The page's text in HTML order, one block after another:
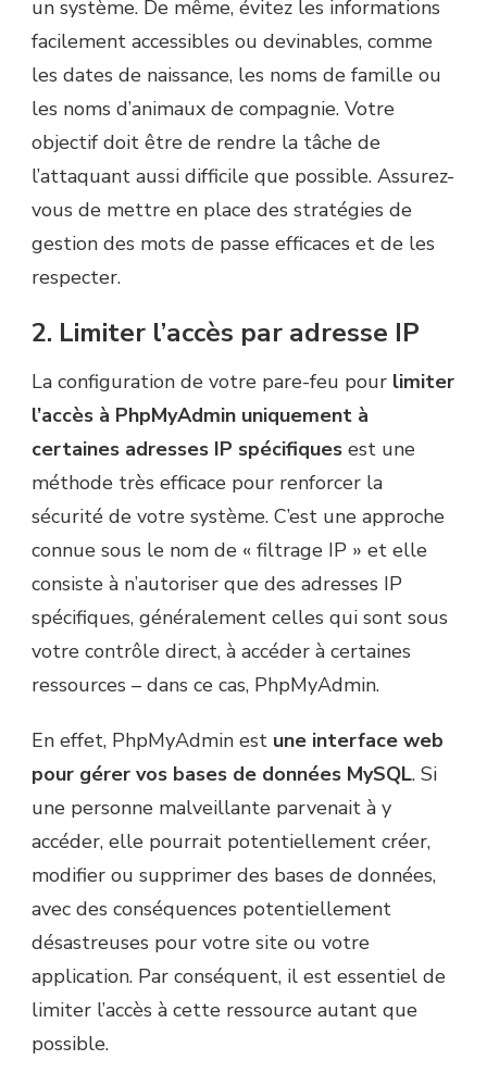
un système. De même, évitez les informations
facilement accessibles ou devinables, comme
les dates de naissance, les noms de famille ou
les noms d’animaux de compagnie. Votre
objectif doit être de rendre la tâche de
l’attaquant aussi difficile que possible. Assurez-
vous de mettre en place des stratégies de
gestion des mots de passe efficaces et de les
respecter.
2. Limiter l’accès par adresse IP
La configuration de votre pare-feu pour limiter
l’accès à PhpMyAdmin uniquement à
certaines adresses IP spécifiques est une
méthode très efficace pour renforcer la
sécurité de votre système. C’est une approche
connue sous le nom de « filtrage IP » et elle
consiste à n’autoriser que des adresses IP
spécifiques, généralement celles qui sont sous
votre contrôle direct, à accéder à certaines
ressources – dans ce cas, PhpMyAdmin.
En effet, PhpMyAdmin est une interface web
pour gérer vos bases de données MySQL. Si
une personne malveillante parvenait à y
accéder, elle pourrait potentiellement créer,
modifier ou supprimer des bases de données,
avec des conséquences potentiellement
désastreuses pour votre site ou votre
application. Par conséquent, il est essentiel de
limiter l’accès à cette ressource autant que
possible.